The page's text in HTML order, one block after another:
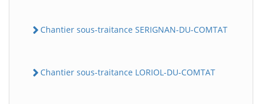
Chantier sous-traitance SERIGNAN-DU-COMTAT
Chantier sous-traitance LORIOL-DU-COMTAT